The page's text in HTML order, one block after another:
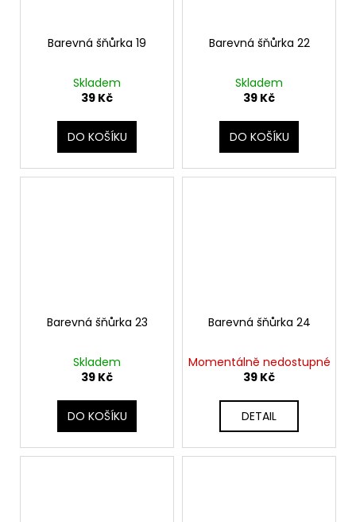
Barevná šňůrka 19
Skladem
39 Kč
DO KOŠÍKU
Barevná šňůrka 22
Skladem
39 Kč
DO KOŠÍKU
Barevná šňůrka 23
Skladem
39 Kč
DO KOŠÍKU
Barevná šňůrka 24
Momentálně nedostupné
39 Kč
DETAIL